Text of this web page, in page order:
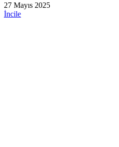
27 Mayıs 2025
İncile